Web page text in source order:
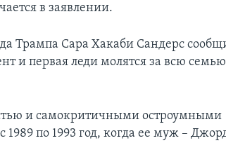
в заявлении.
Трампа Сара Хакаби Сандерс
и первая леди молятся за всю семью
и самокритичными остроумными
по 1993 год, когда ее муж –